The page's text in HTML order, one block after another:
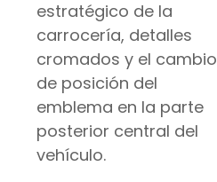
estratégico de la
carrocería, detalles
cromados y el cambio
de posición del
emblema en la parte
posterior central del
vehículo.